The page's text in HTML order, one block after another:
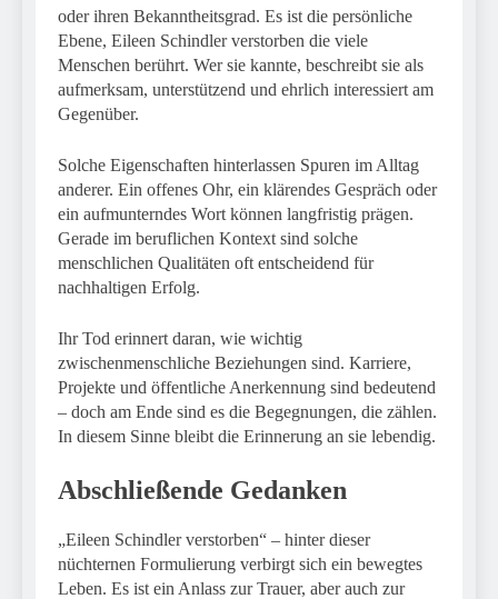
oder ihren Bekanntheitsgrad. Es ist die persönliche
Ebene, Eileen Schindler verstorben die viele
Menschen berührt. Wer sie kannte, beschreibt sie als
aufmerksam, unterstützend und ehrlich interessiert am
Gegenüber.
Solche Eigenschaften hinterlassen Spuren im Alltag
anderer. Ein offenes Ohr, ein klärendes Gespräch oder
ein aufmunterndes Wort können langfristig prägen.
Gerade im beruflichen Kontext sind solche
menschlichen Qualitäten oft entscheidend für
nachhaltigen Erfolg.
Ihr Tod erinnert daran, wie wichtig
zwischenmenschliche Beziehungen sind. Karriere,
Projekte und öffentliche Anerkennung sind bedeutend
– doch am Ende sind es die Begegnungen, die zählen.
In diesem Sinne bleibt die Erinnerung an sie lebendig.
Abschließende Gedanken
„Eileen Schindler verstorben“ – hinter dieser
nüchternen Formulierung verbirgt sich ein bewegtes
Leben. Es ist ein Anlass zur Trauer, aber auch zur